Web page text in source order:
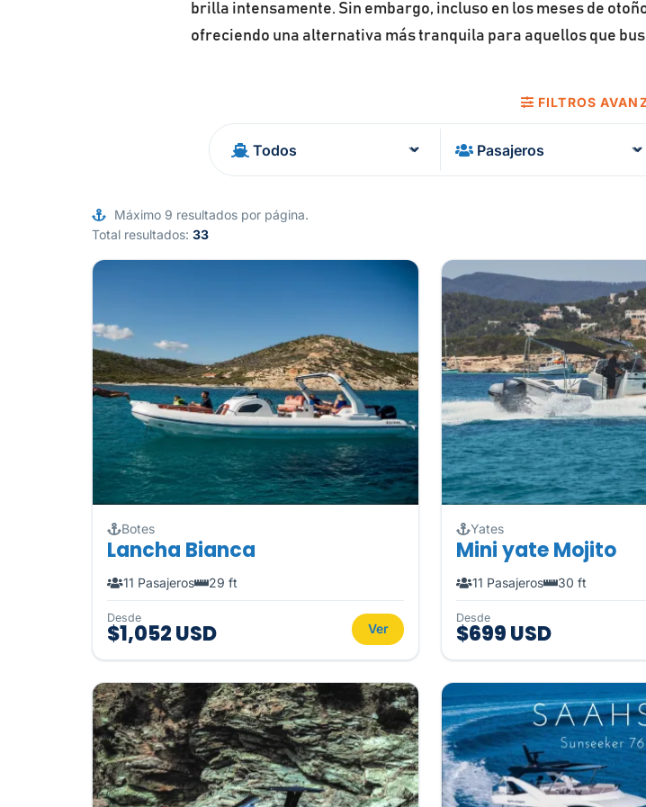
brilla intensamente. Sin embargo, incluso en los meses de
ofreciendo una alternativa más tranquila para aquellos que
FILTROS
Máximo 9 resultados por página.
Total resultados: 33
Botes
Lancha Bianca
11 Pasajeros 29 ft
Desde
$1,052 USD Ver
Yates
Mini yate Mojito
11 Pasajeros 30 ft
Desde
$699 USD